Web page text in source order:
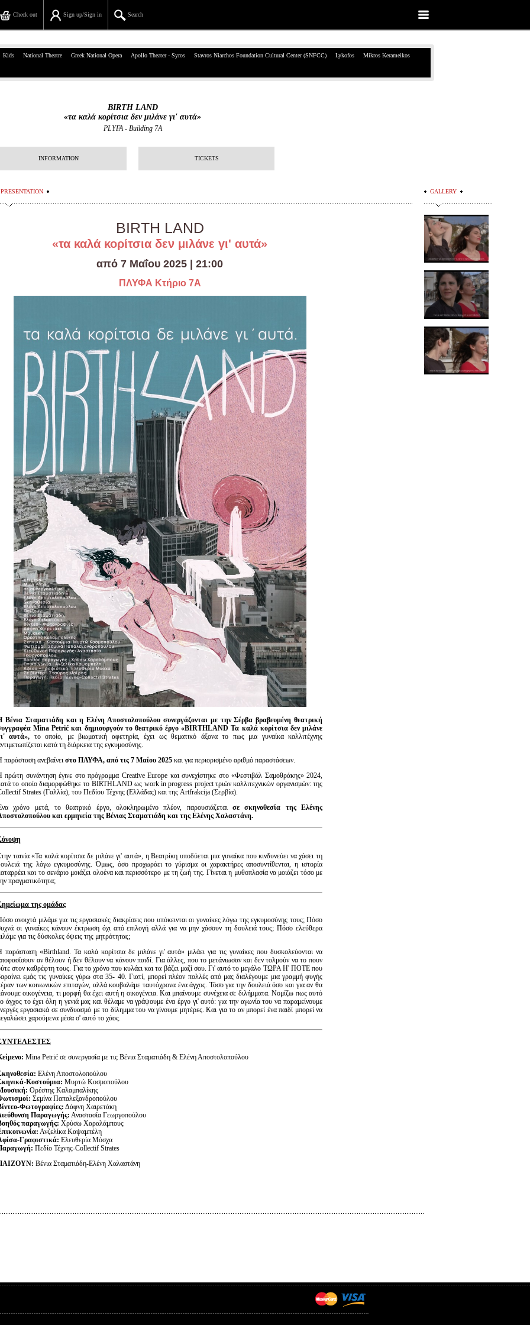
Search
Sign up/Sign in
Check out
39, Panepistimiou Str, Athens
Search
Sign up/Sign in
Check out
Information
Είσοδος διαχειριστή
Kids National Theatre Greek National Opera Apollo Theater - Syros Stavros Niarchos Foundation Cultural Center (SNFCC) Lykofos Mikros Kerameikos
BIRTH LAND
«τα καλά κορίτσια δεν μιλάνε γι' αυτά»
PLYFA- Building 7A
INFORMATION TICKETS
PRESENTATION
BIRTH LAND
«τα καλά κορίτσια δεν μιλάνε γι' αυτά»
από 7 Μαΐου 2025 | 21:00
ΠΛΥΦΑ Κτήριο 7Α
Βένια Σταματιάδη και η Ελένη Αποστολοπούλου συνεργάζονται με την Σέρβα βραβευμένη θεατρική
Mina Petrić και δημιουργούν το θεατρικό έργο «BIRTHLAND Τα καλά κορίτσια δεν μιλάνε
αυτά», το οποίο,
με βιωματική αφετηρία, έχει ως θεματικό άξονα το πως μια γυναίκα καλλιτέχνης
κατά τη διάρκεια της εγκυμοσύνης.
παράσταση ανεβαίνει στο ΠΛΥΦΑ, από τις 7 Μαΐου 2025 και για περιορισμένο αριθμό παραστάσεων.
πρώτη συνάντηση έγινε στο πρόγραμμα Creative Europe και συνεχίστηκε στο «Φεστιβάλ Σαμοθράκης» 2024,
το οποίο διαμορφώθηκε το BIRTHLAND ως work in progress project τριών καλλιτεχνικών οργανισμών: της
Strates (Γαλλία), του Πεδίου Τέχνης (Ελλάδας) και της Artfrakcija (Σερβία).
χρόνο μετά, το θεατρικό έργο, ολοκληρωμένο πλέον, παρουσιάζεται σε σκηνοθεσία της Ελένης
και ερμηνεία της Βένιας Σταματιάδη και της Ελένης Χαλαστάνη.
ταινία «Τα καλά κορίτσια δε μιλάνε γι' αυτά», η Βεατρίκη υποδύεται μια γυναίκα που κινδυνεύει να χάσει τη
της λόγω εγκυμοσύνης. Όμως, όσο προχωράει το γύρισμα οι χαρακτήρες αποσυντίθενται, η ιστορία
και το σενάριο μοιάζει ολοένα και περισσότερο με τη ζωή της. Γίνεται η μυθοπλασία να μοιάζει τόσο με
πραγματικότητα;
της ομάδας
ανοιχτά μιλάμε για τις εργασιακές διακρίσεις που υπόκεινται οι γυναίκες λόγω της εγκυμοσύνης τους; Πόσο
οι γυναίκες κάνουν έκτρωση όχι από επιλογή αλλά για να μην χάσουν τη δουλειά τους; Πόσο ελεύθερα
για τις δύσκολες όψεις της μητρότητας;
παράσταση «Birthland. Τα καλά κορίτσια δε μιλάνε γι' αυτά» μιλάει για τις γυναίκες που δυσκολεύονται να
αν θέλουν ή δεν θέλουν να κάνουν παιδί. Για άλλες, που το μετάνιωσαν και δεν τολμούν να το πουν
στον καθρέφτη τους. Για το χρόνο που κυλάει και τα βάζει μαζί σου. Γι' αυτό το μεγάλο ΤΩΡΑ Η' ΠΟΤΕ που
εμάς τις γυναίκες γύρω στα 35- 40. Γιατί, μπορεί πλέον πολλές από μας διαλέγουμε μια γραμμή φυγής
των κοινωνικών επιταγών, αλλά κουβαλάμε ταυτόχρονα ένα άγχος. Τόσο για την δουλειά όσο και για αν θα
οικογένεια, τι μορφή θα έχει αυτή η οικογένεια. Και μπαίνουμε συνέχεια σε διλήμματα. Νομίζω πως αυτό
άγχος το έχει όλη η γενιά μας και θέλαμε να γράψουμε ένα έργο γι' αυτό: για την αγωνία του να παραμείνουμε
εργασιακά σε συνδυασμό με το δίλημμα του να γίνουμε μητέρες. Και για το αν μπορεί ένα παιδί μπορεί να
χαρούμενα μέσα σ' αυτό το χάος.
Mina Petrić σε συνεργασία με τις Βένια Σταματιάδη & Ελένη Αποστολοπούλου
Ελένη Αποστολοπούλου
Κοστούμια: Μυρτώ Κοσμοπούλου
Ορέστης Καλαμπαλίκης
Σεμίνα Παπαλεξανδροπούλου
Φωτογραφίες: Δάφνη Χαιρετάκη
Παραγωγής: Αναστασία Γεωργοπούλου
παραγωγής: Χρύσω Χαραλάμπους
Ανζελίκα Καψαμπέλη
Γραφιστικά: Ελευθερία Μόσχα
Πεδίο Τέχνης-Collectif Strates
Βένια Σταματιάδη-Ελένη Χαλαστάνη
GALLERY